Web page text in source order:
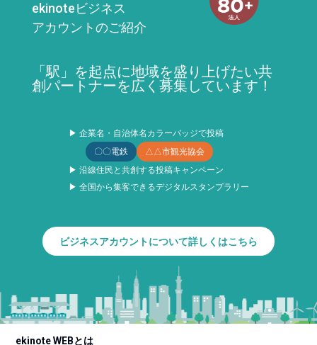
ekinoteビジネス
アカウントのご紹介
「駅」を起点に地域を盛り上げたい共
創パートナーを広く募集しています！
▶ 企業名・自治体名カラーバッジで投稿
〇〇電鉄
△△市観光協会
▶ 沿線住民と共創する投稿キャンペーン
▶ 全国から集客できるデジタルスタンプラリー
ビジネスアカウントについて詳しくはこちら
ekinote WEBとは